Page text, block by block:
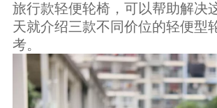
旅行款轻便轮椅，可以帮助解决
天就介绍三款不同价位的轻便型
考。